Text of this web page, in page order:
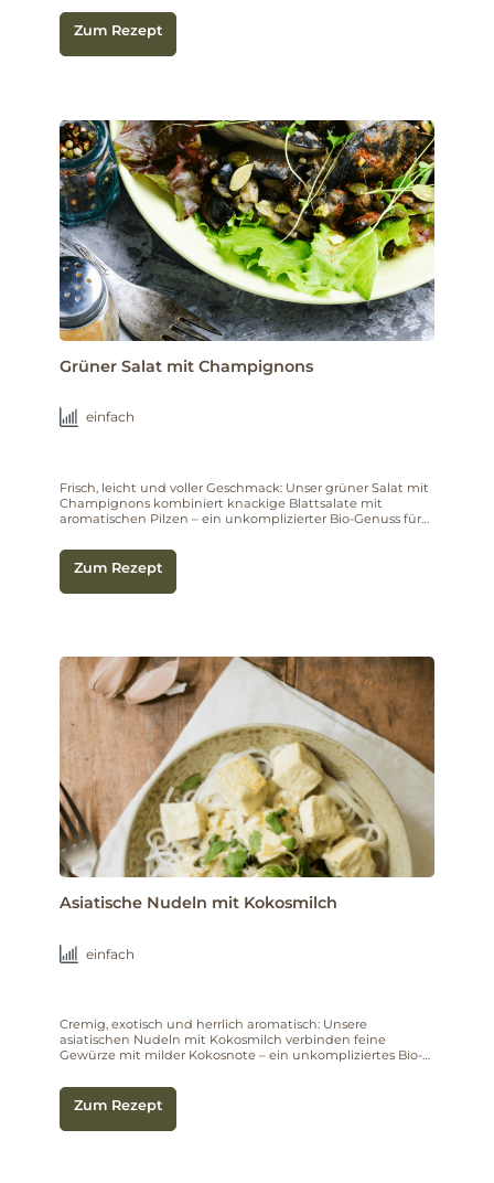
Zum Rezept
Grüner Salat mit Champignons
einfach
Frisch, leicht und voller Geschmack: Unser grüner Salat mit
Champignons kombiniert knackige Blattsalate mit
aromatischen Pilzen – ein unkomplizierter Bio-Genuss für
Zum Rezept
Asiatische Nudeln mit Kokosmilch
einfach
Cremig, exotisch und herrlich aromatisch: Unsere
asiatischen Nudeln mit Kokosmilch verbinden feine
Gewürze mit milder Kokosnote – ein unkompliziertes Bio-
Zum Rezept